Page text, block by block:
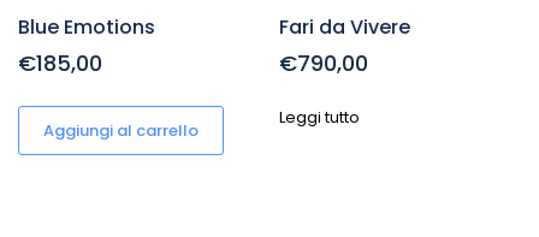
Blue Emotions
€185,00
Aggiungi al carrello
Fari da Vivere
€790,00
Leggi tutto